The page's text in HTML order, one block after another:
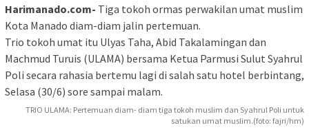
Harimanado.com- Tiga tokoh ormas perwakilan umat muslim
Kota Manado diam-diam jalin pertemuan.
Trio tokoh umat itu Ulyas Taha, Abid Takalamingan dan
Machmud Turuis (ULAMA) bersama Ketua Parmusi Sulut Syahrul
Poli secara rahasia bertemu lagi di salah satu hotel berbintang,
Selasa (30/6) sore sampai malam.
TRIO ULAMA: Pertemuan diam- diam tiga tokoh muslim dan Syahrul Poli untuk
satukan umat muslim.(foto: fajri/hm)